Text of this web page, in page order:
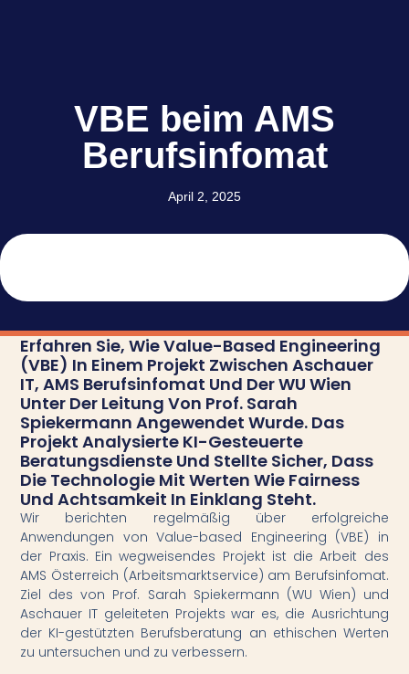
VBE beim AMS
Berufsinfomat
April 2, 2025
Erfahren Sie, Wie Value-Based Engineering
(VBE) In Einem Projekt Zwischen Aschauer
IT, AMS Berufsinfomat Und Der WU Wien
Unter Der Leitung Von Prof. Sarah
Spiekermann Angewendet Wurde. Das
Projekt Analysierte KI-Gesteuerte
Beratungsdienste Und Stellte Sicher, Dass
Die Technologie Mit Werten Wie Fairness
Und Achtsamkeit In Einklang Steht.
Wir berichten regelmäßig über erfolgreiche
Anwendungen von Value-based Engineering (VBE) in
der Praxis. Ein wegweisendes Projekt ist die Arbeit des
AMS Österreich (Arbeitsmarktservice) am Berufsinfomat.
Ziel des von Prof. Sarah Spiekermann (WU Wien) und
Aschauer IT geleiteten Projekts war es, die Ausrichtung
der KI-gestützten Berufsberatung an ethischen Werten
zu untersuchen und zu verbessern.